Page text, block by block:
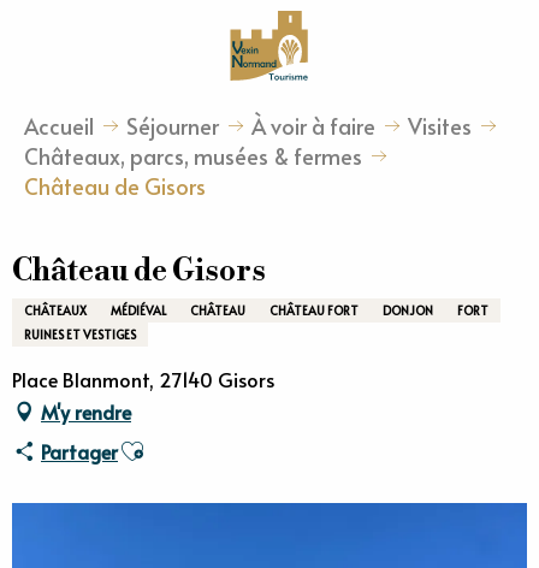
Accueil Séjourner À voir à faire
Visites
Châteaux, parcs, musées & fermes
Château de Gisors
Château de Gisors
CHÂTEAUX MÉDIÉVAL CHÂTEAU CHÂTEAU FORT DONJON
FORT
RUINES ET VESTIGES
Place Blanmont, 27140 Gisors
M'y rendre
PartagerAjouter aux favoris